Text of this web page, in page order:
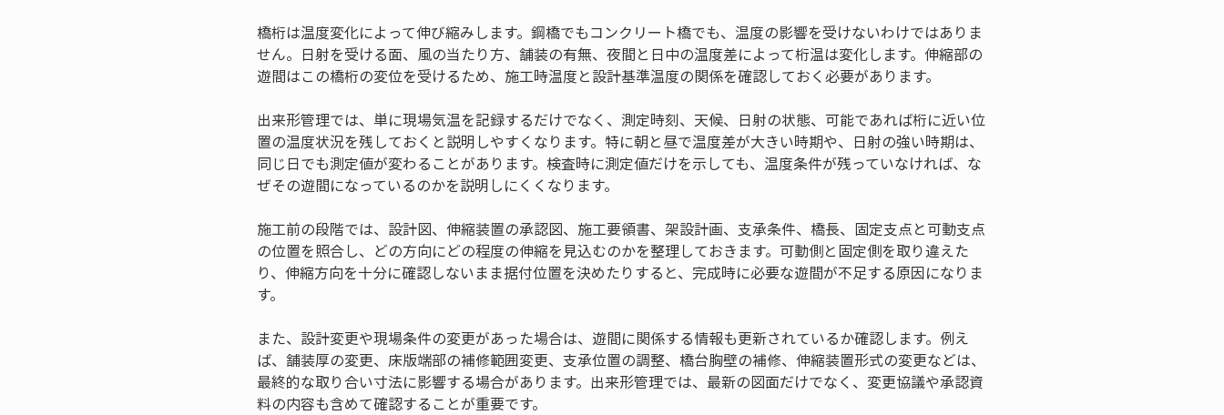
橋桁は温度変化によって伸び縮みします。鋼橋でもコンクリート橋でも、温度の影響を受けないわけではありま
せん。日射を受ける面、風の当たり方、舗装の有無、夜間と日中の温度差によって桁温は変化します。伸縮部の
遊間はこの橋桁の変位を受けるため、施工時温度と設計基準温度の関係を確認しておく必要があります。
出来形管理では、単に現場気温を記録するだけでなく、測定時刻、天候、日射の状態、可能であれば桁に近い位
置の温度状況を残しておくと説明しやすくなります。特に朝と昼で温度差が大きい時期や、日射の強い時期は、
同じ日でも測定値が変わることがあります。検査時に測定値だけを示しても、温度条件が残っていなければ、な
ぜその遊間になっているのかを説明しにくくなります。
施工前の段階では、設計図、伸縮装置の承認図、施工要領書、架設計画、支承条件、橋長、固定支点と可動支点
の位置を照合し、どの方向にどの程度の伸縮を見込むのかを整理しておきます。可動側と固定側を取り違えた
り、伸縮方向を十分に確認しないまま据付位置を決めたりすると、完成時に必要な遊間が不足する原因になりま
す。
また、設計変更や現場条件の変更があった場合は、遊間に関係する情報も更新されているか確認します。例え
ば、舗装厚の変更、床版端部の補修範囲変更、支承位置の調整、橋台胸壁の補修、伸縮装置形式の変更などは、
最終的な取り合い寸法に影響する場合があります。出来形管理では、最新の図面だけでなく、変更協議や承認資
料の内容も含めて確認することが重要です。